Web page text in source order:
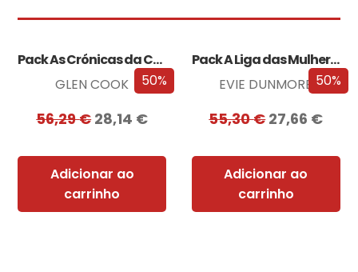
50%
Pack As Crónicas da Companhia Negra
GLEN COOK
56,29€28,14 €
Adicionar ao
carrinho
50%
Pack A Liga das Mulheres Extraordinárias
EVIE DUNMORE
55,30€27,66 €
Adicionar ao
carrinho